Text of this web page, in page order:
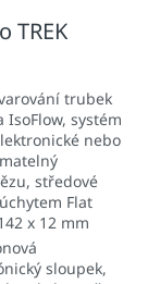
TREK
trubek
IsoFlow, systém
nebo
středové
Flat
x 12 mm
sloupek,